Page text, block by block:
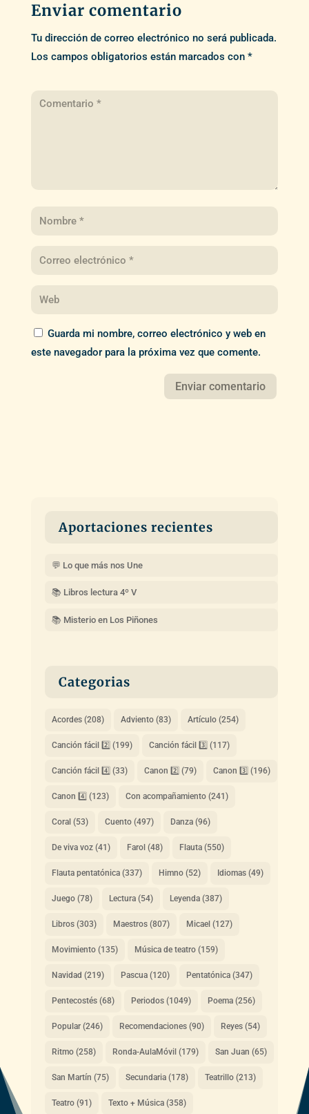
Enviar comentario
Tu dirección de correo electrónico no será publicada.
Los campos obligatorios están marcados con *
Guarda mi nombre, correo electrónico y web en
este navegador para la próxima vez que comente.
Aportaciones recientes
💬 Lo que más nos Une
📚 Libros lectura 4º V
📚 Misterio en Los Piñones
Categorias
Acordes(208) Adviento(83) Artículo(254)
Canción fácil 2️⃣ (199) Canción fácil 3️⃣ (117)
Canción fácil 4️⃣ (33) Canon 2️⃣ (79) Canon 3️⃣ (196)
Canon 4️⃣ (123) Con acompañamiento(241)
Coral (53) Cuento(497) Danza(96)
De viva voz(41) Farol (48) Flauta(550)
Flauta pentatónica(337) Himno(52) Idiomas(49)
Juego(78) Lectura(54) Leyenda(387)
Libros(303) Maestros(807) Micael (127)
Movimiento(135) Música de teatro(159)
Navidad (219) Pascua(120) Pentatónica(347)
Pentecostés(68) Periodos(1049) Poema(256)
Popular(246) Recomendaciones(90) Reyes(54)
Ritmo(258) Ronda-AulaMóvil (179) San Juan (65)
San Martín (75) Secundaria(178) Teatrillo(213)
Teatro(91) Texto + Música(358)